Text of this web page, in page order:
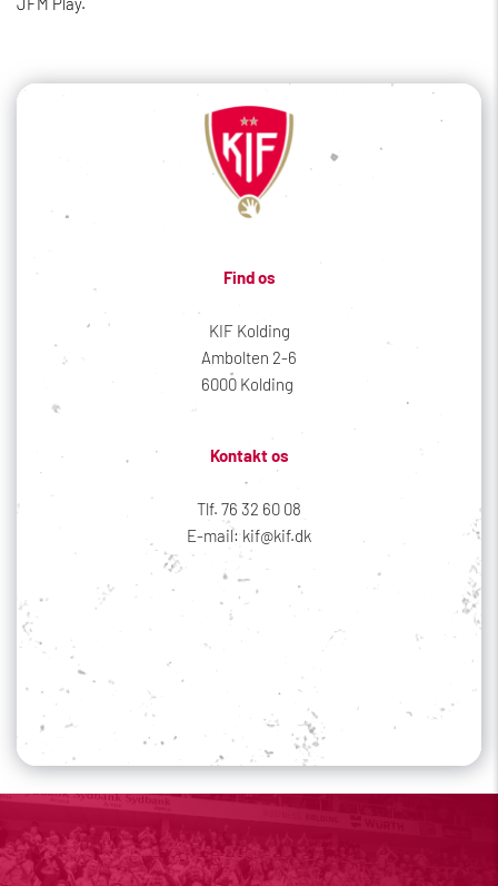
Find os
KIF Kolding
Ambolten 2-6
6000 Kolding
Kontakt os
Tlf. 76 32 60 08
E-mail: kif@kif.dk
Sociale medier
Din profil